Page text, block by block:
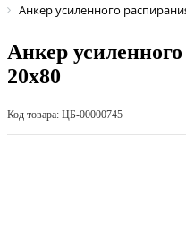
Анкер усиленного
Анкер
20х80
Код товара: ЦБ-00000745